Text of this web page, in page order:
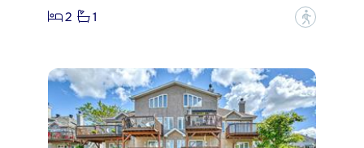
2
1 ?